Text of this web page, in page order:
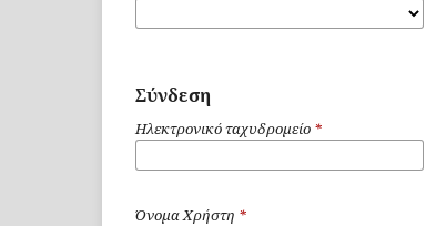
Σύνδεση
Ηλεκτρονικό ταχυδρομείο *
Όνομα Χρήστη *